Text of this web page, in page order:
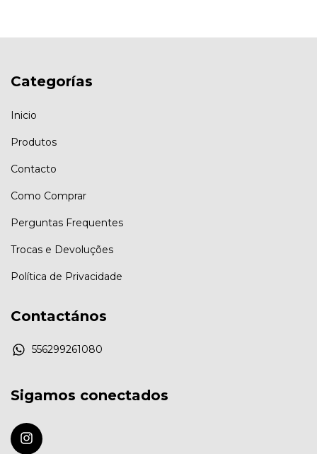
Categorías
Inicio
Produtos
Contacto
Como Comprar
Perguntas Frequentes
Trocas e Devoluções
Política de Privacidade
Contactános
556299261080
Sigamos conectados